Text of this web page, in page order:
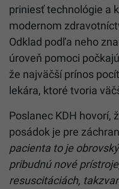
priniesť technológie a
modernom
Odklad podľa neho
úroveň pomoci
že najväčší prínos
lekára, ktoré tvoria
Poslanec KDH hovorí,
posádok je pre
pacienta to je
pribudnú nové
resuscitáciách,